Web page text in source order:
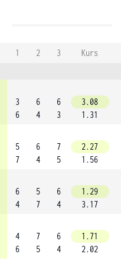
1 2 3
Kurs
3
6
6
4
6
3
3.08
1.31
5
7
6
4
7
5
2.27
1.56
6
4
5
7
6
4
1.29
3.17
4
6
7
5
6
4
1.71
2.02